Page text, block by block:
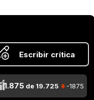
Escribir crítica
1.875de 19.725 -1875